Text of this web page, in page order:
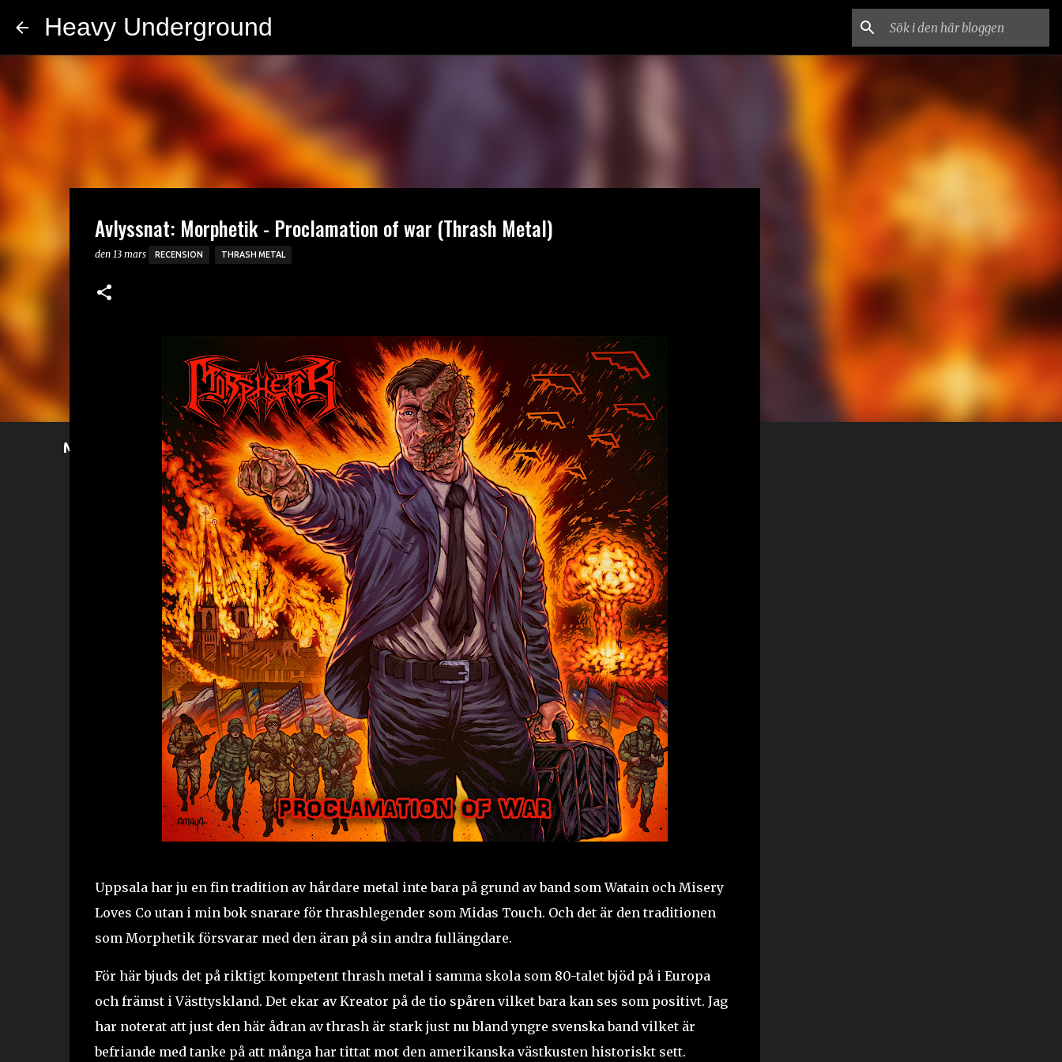
Heavy Underground
Mer läsning
Avlyssnat: Morphetik - Proclamation of war (Thrash Metal)
den 13 mars RECENSION THRASH METAL
Uppsala har ju en fin tradition av hårdare metal inte bara på grund av band som Watain och Misery
Loves Co utan i min bok snarare för thrashlegender som Midas Touch. Och det är den traditionen
som Morphetik försvarar med den äran på sin andra fullängdare.
För här bjuds det på riktigt kompetent thrash metal i samma skola som 80-talet bjöd på i Europa
och främst i Västtyskland. Det ekar av Kreator på de tio spåren vilket bara kan ses som positivt. Jag
har noterat att just den här ådran av thrash är stark just nu bland yngre svenska band vilket är
befriande med tanke på att många har tittat mot den amerikanska västkusten historiskt sett.